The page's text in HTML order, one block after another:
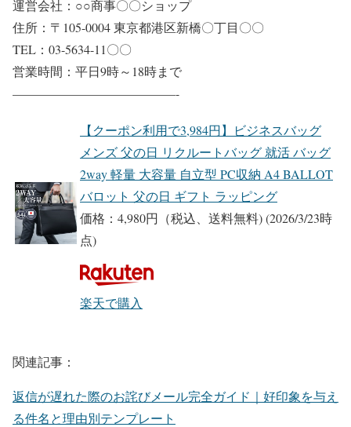
運営会社：○○商事〇〇ショップ
住所：〒105-0004 東京都港区新橋〇丁目〇〇
TEL：03-5634-11〇〇
営業時間：平日9時～18時まで
—————————————-
【クーポン利用で3,984円】ビジネスバッグ
メンズ 父の日 リクルートバッグ 就活 バッグ
2way 軽量 大容量 自立型 PC収納 A4 BALLOT
バロット 父の日 ギフト ラッピング
価格：4,980円（税込、送料無料)(2026/3/23時
点)
楽天で購入
関連記事：
返信が遅れた際のお詫びメール完全ガイド｜好印象を与え
る件名と理由別テンプレート